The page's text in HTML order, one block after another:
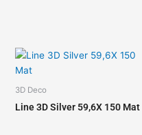
3D Deco
Line 3D Silver 59,6X 150 Mat